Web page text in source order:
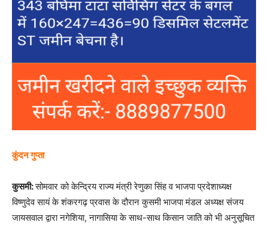
कुंदन गुप्ता
कुसमी:सोमवार को केन्द्रिय राज्य मंत्री रेणुका सिंह व भाजपा प्रदेशाध्यक्ष
विष्णुदेव सायं के शंकरगढ़ प्रवास के दौरान कुसमी भाजपा मंडल अध्यक्ष संजय
जायसवाल द्वारा नगेशिया, नागासिया के साथ-साथ किसान जाति को भी अनुसूचित